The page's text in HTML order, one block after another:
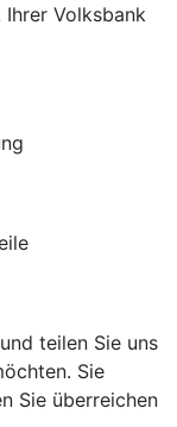
Volksbank
teilen Sie uns
Sie
Sie überreichen